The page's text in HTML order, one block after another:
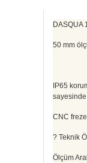
DASQUA
50 mm
IP65
CNC
? Teknik
Ölçüm